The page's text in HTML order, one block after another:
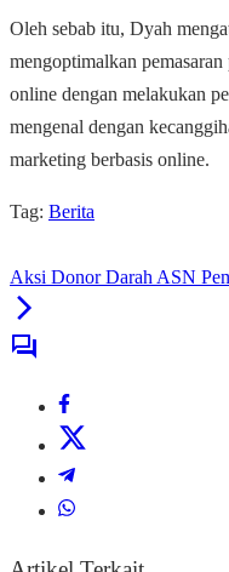
Oleh sebab itu, Dyah
mengoptimalkan
online dengan melakukan
mengenal dengan
marketing berbasis online.
Tag: Berita
Aksi Donor Darah ASN